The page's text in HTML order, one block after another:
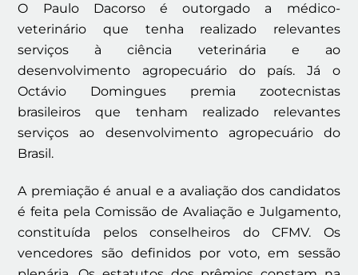
O Paulo Dacorso é outorgado a médico-
veterinário que tenha realizado relevantes
serviços à ciência veterinária e ao
desenvolvimento agropecuário do país. Já o
Octávio Domingues premia zootecnistas
brasileiros que tenham realizado relevantes
serviços ao desenvolvimento agropecuário do
Brasil.
A premiação é anual e a avaliação dos candidatos
é feita pela Comissão de Avaliação e Julgamento,
constituída pelos conselheiros do CFMV. Os
vencedores são definidos por voto, em sessão